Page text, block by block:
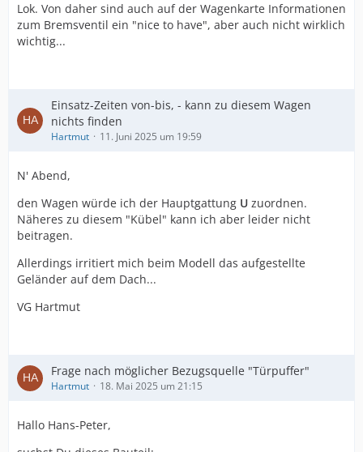
Lok. Von daher sind auch auf der Wagenkarte Informationen
zum Bremsventil ein "nice to have", aber auch nicht wirklich
wichtig...
Einsatz-Zeiten von-bis, - kann zu diesem Wagen
nichts finden
Hartmut 11. Juni 2025 um 19:59
N' Abend,
den Wagen würde ich der Hauptgattung U zuordnen.
Näheres zu diesem "Kübel" kann ich aber leider nicht
beitragen.
Allerdings irritiert mich beim Modell das aufgestellte
Geländer auf dem Dach...
VG Hartmut
Frage nach möglicher Bezugsquelle "Türpuffer"
Hartmut 18. Mai 2025 um 21:15
Hallo Hans-Peter,